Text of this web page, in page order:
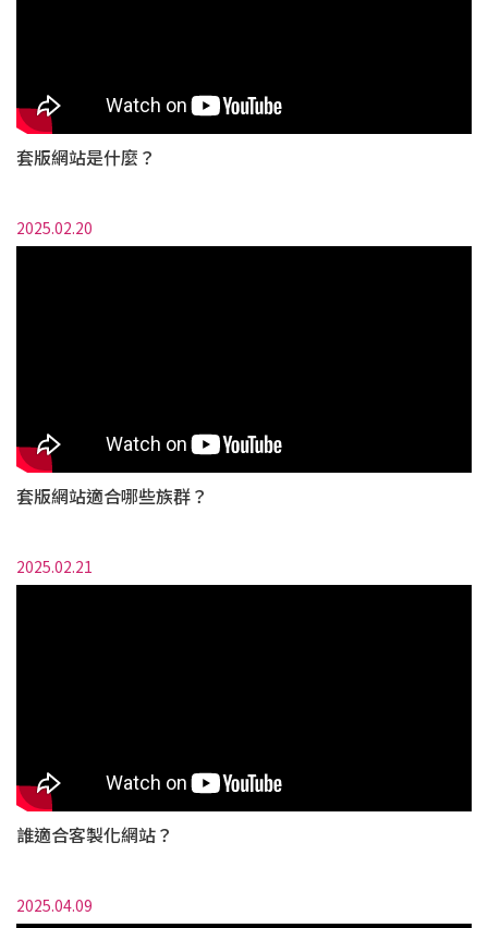
套版網站是什麼？
2025.02.20
套版網站適合哪些族群？
2025.02.21
誰適合客製化網站？
2025.04.09